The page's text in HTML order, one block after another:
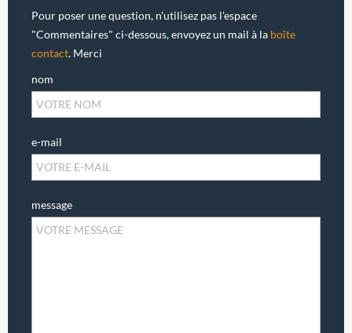
Pour poser une question, n'utilisez pas l'espace
"Commentaires" ci-dessous, envoyez un mail à la boîte
contact. Merci
nom
e-mail
message